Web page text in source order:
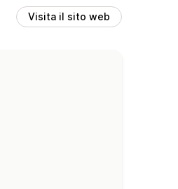
Visita il sito web